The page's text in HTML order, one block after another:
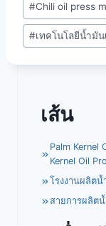
#Chili oil press
#เทคโนโลยีน้ำมัน
เส้น
Palm Kernel
Kernel Oil
โรงงานผลิต
สายการผลิต